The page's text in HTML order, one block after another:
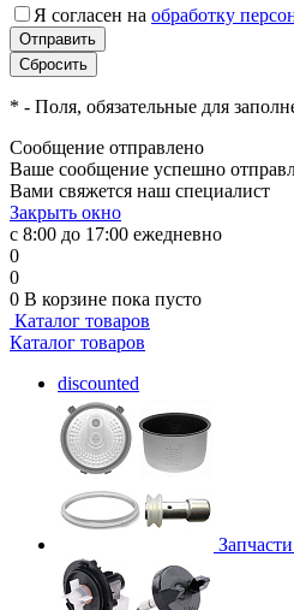
Я согласен на обработку
* - Поля, обязательные для
Сообщение отправлено
Ваше сообщение успешно
Вами свяжется наш специалист
Закрыть окно
с 8:00 до 17:00 ежедневно
0
0
0 В корзине пока пусто
Каталог товаров
Каталог товаров
discounted